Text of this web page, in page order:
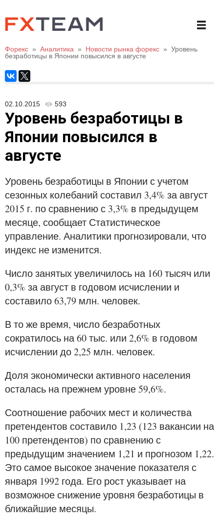
Форекс » Аналитика » Новости рынка форекс » Уровень
безработицы в Японии повысился в августе
02.10.2015 593
Уровень безработицы в
Японии повысился в
августе
Уровень безработицы в Японии с учетом
сезонных колебаний составил 3,4% за август
2015 г. по сравнению с 3,3% в предыдущем
месяце, сообщает Статистическое
управление. Аналитики прогнозировали, что
индекс не изменится.
Число занятых увеличилось на 160 тысяч или
0,3% за август в годовом исчислении и
составило 63,79 млн. человек.
В то же время, число безработных
сократилось на 60 тыс. или 2,6% в годовом
исчислении до 2,25 млн. человек.
Доля экономически активного населения
осталась на прежнем уровне 59,6%.
Соотношение рабочих мест и количества
претендентов составило 1,23 (123 вакансии на
100 претендентов) по сравнению с
предыдущим значением 1,21 и прогнозом 1,22.
Это самое высокое значение показателя с
января 1992 года. Его рост указывает на
возможное снижение уровня безработицы в
ближайшие месяцы.